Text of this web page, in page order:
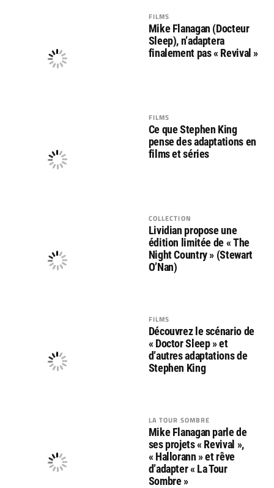
FILMS
Mike Flanagan (Docteur
Sleep), n’adaptera
finalement pas « Revival »
FILMS
Ce que Stephen King
pense des adaptations en
films et séries
COLLECTION
Lividian propose une
édition limitée de « The
Night Country » (Stewart
O’Nan)
FILMS
Découvrez le scénario de
« Doctor Sleep » et
d’autres adaptations de
Stephen King
LA TOUR SOMBRE
Mike Flanagan parle de
ses projets « Revival »,
« Hallorann » et rêve
d’adapter « La Tour
Sombre »